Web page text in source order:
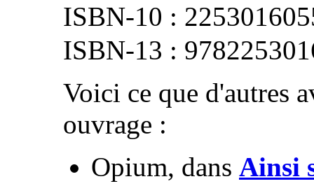
Voici ce que d'autres
ouvrage :
Opium, dans Ainsi